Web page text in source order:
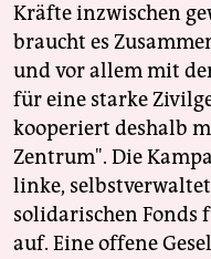
Kräfte inzwischen
braucht es
und vor allem mit
für eine starke
kooperiert deshalb
Zentrum". Die
linke,
solidarischen Fonds
auf. Eine offene